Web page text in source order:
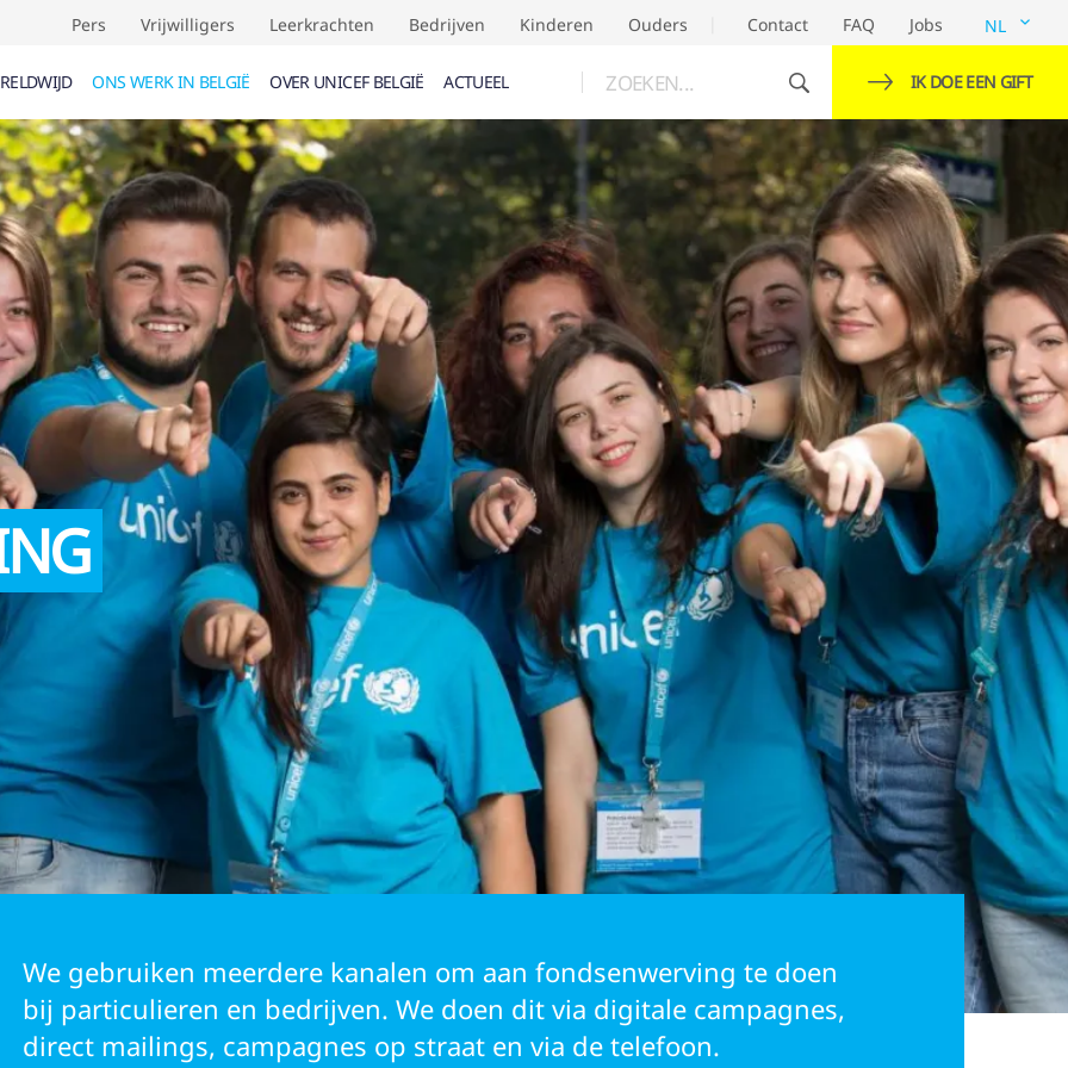
Pers Vrijwilligers Leerkrachten Bedrijven Kinderen Ouders Contact FAQ Jobs NL
ONS WERK IN BELGIË OVER UNICEF BELGIË ACTUEEL ZOEKEN... IK DOE EEN GIFT
(0) EVENEMENTEN ( 0)
We gebruiken meerdere kanalen om aan fondsenwerving te doen
bij particulieren en bedrijven. We doen dit via digitale campagnes,
direct mailings, campagnes op straat en via de telefoon.